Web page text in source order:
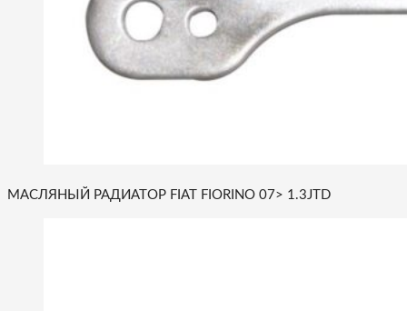
МАСЛЯНЫЙ РАДИАТОР FIAT FIORINO 07> 1.3JTD